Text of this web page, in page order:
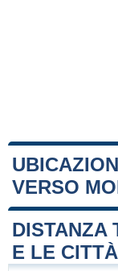
VERSO
+
−
DISTANZA
E LE